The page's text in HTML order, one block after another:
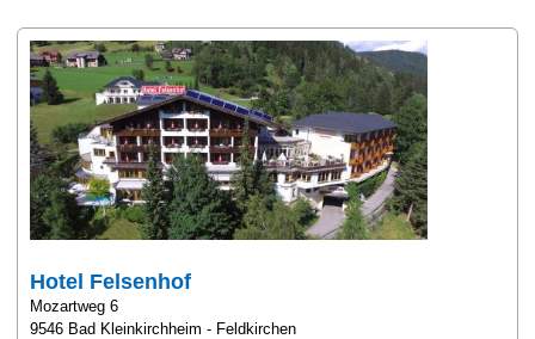
Hotel Felsenhof
Mozartweg 6
9546 Bad Kleinkirchheim - Feldkirchen